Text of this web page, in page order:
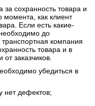
за сохранность товара и
момента, как клиент
Если есть какие-
до
компания
товара и в
заказчиков.
убедиться в
нет дефектов;